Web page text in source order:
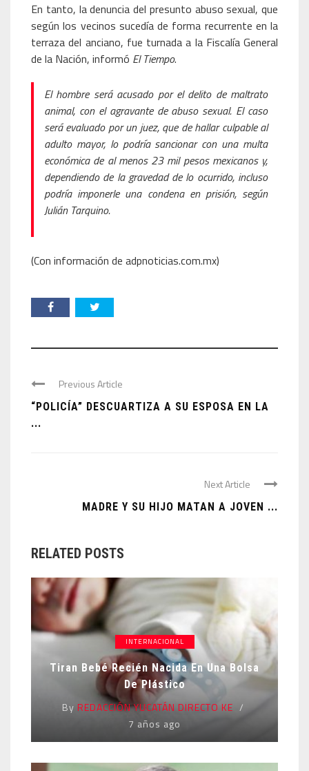
En tanto, la denuncia del presunto abuso sexual, que
según los vecinos sucedía de forma recurrente en la
terraza del anciano, fue turnada a la Fiscalía General
de la Nación, informó El Tiempo.
El hombre será acusado por el delito de maltrato
animal, con el agravante de abuso sexual. El caso
será evaluado por un juez, que de hallar culpable al
adulto mayor, lo podría sancionar con una multa
económica de al menos 23 mil pesos mexicanos y,
dependiendo de la gravedad de lo ocurrido, incluso
podría imponerle una condena en prisión, según
Julián Tarquino.
(Con información de adpnoticias.com.mx)
Previous Article
“POLICÍA” DESCUARTIZA A SU ESPOSA EN LA
...
Next Article
MADRE Y SU HIJO MATAN A JOVEN ...
RELATED POSTS
INTERNACIONAL
Tiran Bebé Recién Nacida En Una Bolsa
De Plástico
By REDACCIÓN YUCATÁN DIRECTO KE
7 años ago